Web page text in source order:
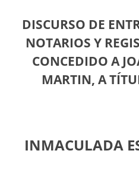
DISCURSO DE
NOTARIOS Y
CONCEDIDO A
MARTIN, A
INMACULADA